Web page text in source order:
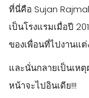
ที่นี่คือ Sujan
เป็นโรงแรมเมื่อปี
ของเพื่อนที่ไปงานแ
และนั่นกลายเป็นเห
หน้าจะไปอินเดีย!!!